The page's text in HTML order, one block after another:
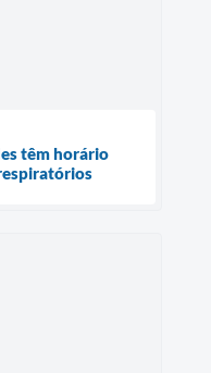
têm horário